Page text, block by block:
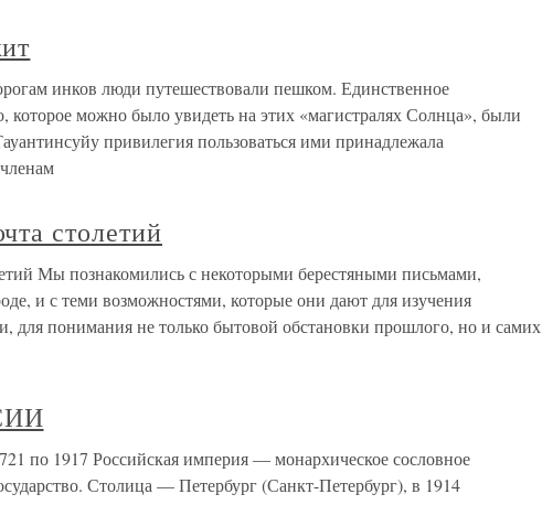
инков люди путешествовали пешком. Единственное
которое можно было увидеть на этих «магистралях Солнца», были
привилегия пользоваться ими принадлежала
столетий
Мы познакомились с некоторыми берестяными письмами,
и с теми возможностями, которые они дают для изучения
для понимания не только бытовой обстановки прошлого, но и самих
1917 Российская империя — монархическое сословное
Столица — Петербург (Санкт-Петербург), в 1914